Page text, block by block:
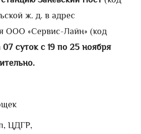
ж. д. в адрес
ООО «Сервис-Лайн» (код
суток с 19 по 25 ноября
ЦДГР,